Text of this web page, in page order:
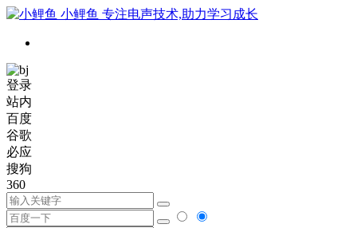
小鲤鱼 专注电声技术,助力学习成长
登录
站内
百度
谷歌
必应
搜狗
360